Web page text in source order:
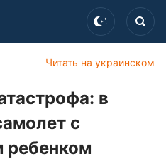
Читать на украинском
в
с